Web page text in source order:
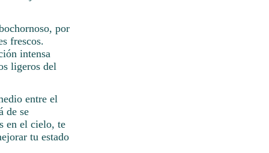
por
frescos.
intensa
ligeros del
entre el
de se
en el cielo, te
tu estado